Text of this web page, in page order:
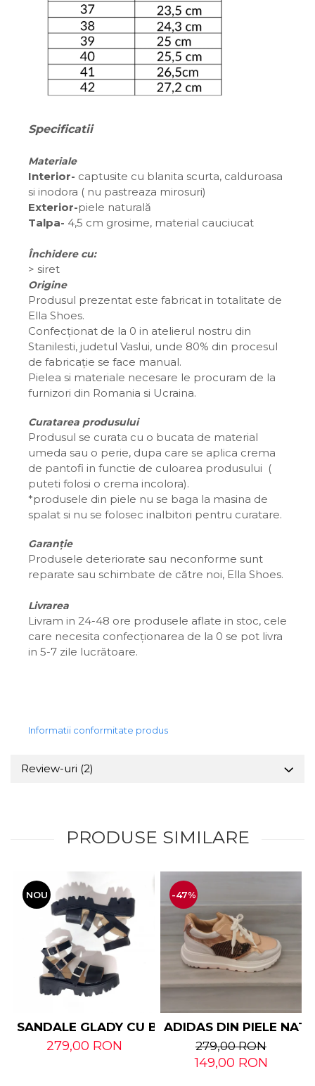
Specificatii
Materiale
Interior- captusite cu blanita scurta, calduroasa
si inodora ( nu pastreaza mirosuri)
Exterior-piele naturală
Talpa- 4,5 cm grosime, material cauciucat
Închidere cu:
> siret
Origine
Produsul prezentat este fabricat in totalitate de
Ella Shoes.
Confecționat de la 0 in atelierul nostru din
Stanilesti, judetul Vaslui, unde 80% din procesul
de fabricație se face manual.
Pielea si materiale necesare le procuram de la
furnizori din Romania si Ucraina.
Curatarea produsului
Produsul se curata cu o bucata de material
umeda sau o perie, dupa care se aplica crema
de pantofi in functie de culoarea produsului (
puteti folosi o crema incolora).
*produsele din piele nu se baga la masina de
spalat si nu se folosec inalbitori pentru curatare.
Garanție
Produsele deteriorate sau neconforme sunt
reparate sau schimbate de către noi, Ella Shoes.
Livrarea
Livram in 24-48 ore produsele aflate in stoc, cele
care necesita confecționarea de la 0 se pot livra
in 5-7 zile lucrătoare.
Informatii conformitate produs
Review-uri (2)
PRODUSE SIMILARE
NOU
SANDALE GLADY CU BARETE DIN PIELE
279,00 RON
-47%
ADIDAS DIN PIELE
279,00 RON
149,00 RON